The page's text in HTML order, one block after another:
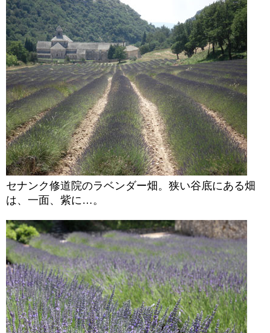
セナンク修道院のラベンダー畑。狭い谷底にある畑
は、一面、紫に…。